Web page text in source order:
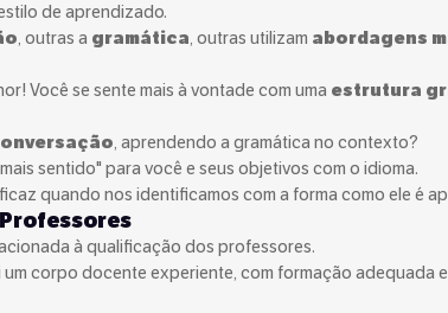
de aprendizado.
, outras a gramática, outras utilizam abordagens
Você se sente mais à vontade com uma estrutura
, aprendendo a gramática no contexto?
sentido" para você e seus objetivos com o idioma.
quando nos identificamos com a forma como ele é
à qualificação dos professores.
um corpo docente experiente, com formação adequada